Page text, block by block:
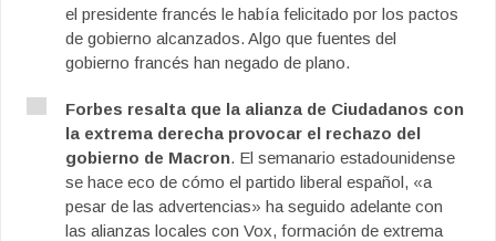
el presidente francés le había felicitado por los pactos
de gobierno alcanzados. Algo que fuentes del
gobierno francés han negado de plano.
Forbes resalta que la alianza de Ciudadanos con
la extrema derecha provocar el rechazo del
gobierno de Macron. El semanario estadounidense
se hace eco de cómo el partido liberal español, «a
pesar de las advertencias» ha seguido adelante con
las alianzas locales con Vox, formación de extrema